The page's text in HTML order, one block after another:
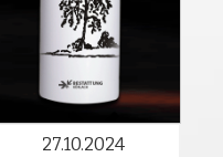
27.10.2024